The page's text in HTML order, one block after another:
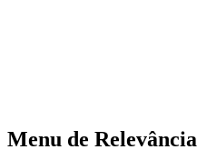
Menu de Relevância